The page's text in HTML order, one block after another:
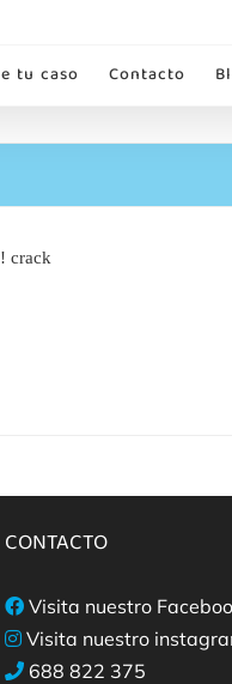
tu caso Contacto
crack
CONTACTO
Visita nuestro
Visita nuestro
688 822 375